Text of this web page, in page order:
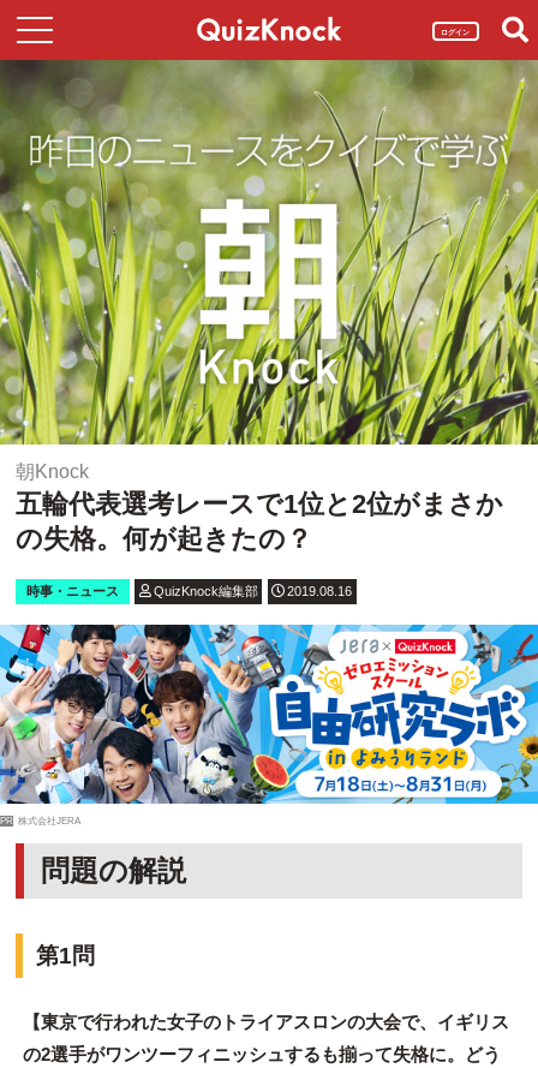
ログイン
朝Knock
五輪代表選考レースで1位と2位がまさか
の失格。何が起きたの？
時事・ニュース QuizKnock編集部 2019.08.16
PR 株式会社JERA
問題の解説
第1問
【東京で行われた女子のトライアスロンの大会で、イギリス
の2選手がワンツーフィニッシュするも揃って失格に。どう